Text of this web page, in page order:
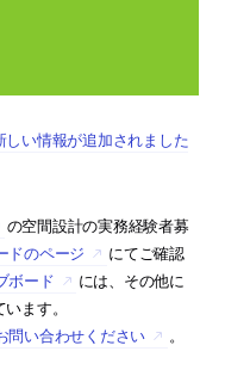
い情報が追加されました
の空間設計の実務経験者募
ドのページ
にてご確認
ボード
には、その他に
ます。
問い合わせください
。